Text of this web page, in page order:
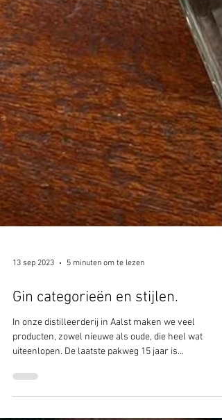
Gin categorieën en stijlen.
producten, zowel nieuwe als oude, die heel wat
uiteenlopen. De laatste pakweg 15 jaar is...